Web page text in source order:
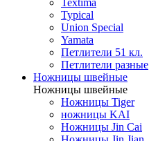
Textima
Typical
Union Special
Yamata
Петлители 51 кл.
Петлители разные
Ножницы швейные
Ножницы швейные
Ножницы Tiger
ножницы KAI
Ножницы Jin Cai